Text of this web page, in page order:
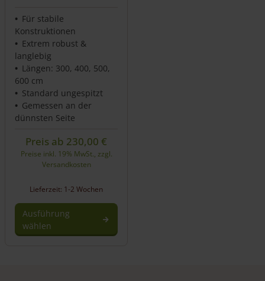
werden
Für stabile
Konstruktionen
Extrem robust &
langlebig
Längen: 300, 400, 500,
600 cm
Standard ungespitzt
Gemessen an der
dünnsten Seite
Preis ab 230,00 €
Preise inkl. 19% MwSt., zzgl.
Versandkosten
Lieferzeit: 1-2 Wochen
Ausführung
wählen